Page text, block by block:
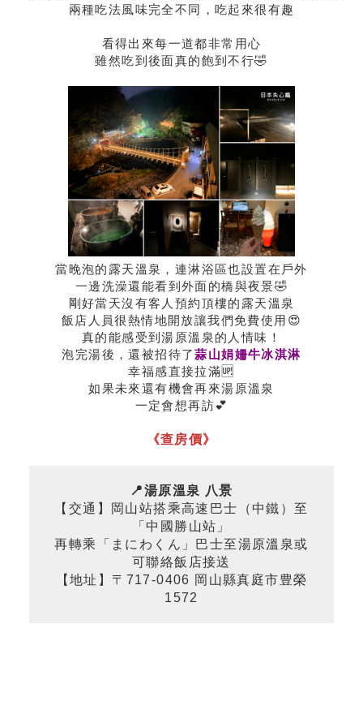
兩種吃法風味完全不同，吃起來很有趣
看得出來每一道都非常用心
雖然吃到後面真的飽到不行🤣
當晚泡的露天溫泉，連淋浴區也設置在戶外
一邊洗澡還能看到外面的橋與夜景🤣
剛好當天沒有客人預約頂樓的露天溫泉
飯店人員很熱情地開放讓我們免費使用😍
真的能感受到湯原溫泉的人情味！
泡完湯後，還被招待了蒜山娟姍牛冰淇淋
幸福感直接拉滿🆙
如果未來還有機會再來湯原溫泉
一定會想再訪💕
《查房價》
📍湯原溫泉 八景
【交通】岡山站搭乘高速巴士（中鐵）至
「中國勝山站」
再轉乘「まにわくん」巴士至湯原溫泉或
可聯絡飯店接送
【地址】〒717-0406 岡山縣真庭市豊榮
1572